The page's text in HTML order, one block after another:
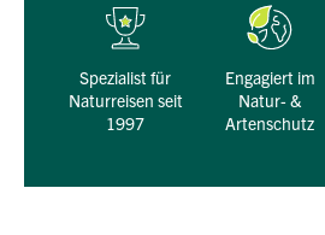
Spezialist für
Naturreisen seit
1997
engagiert im
Natur- &
Artenschutz